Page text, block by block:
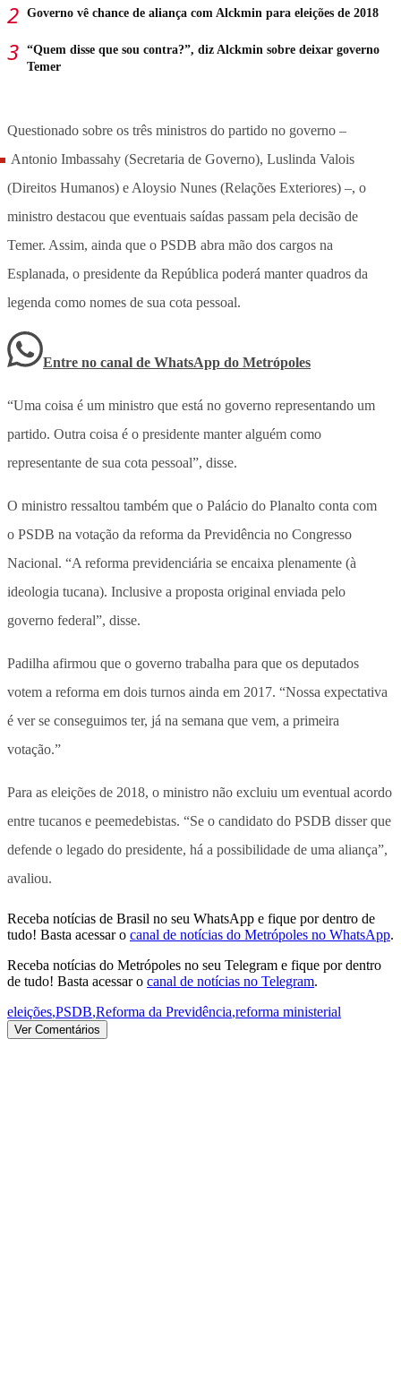
Governo vê chance de aliança com Alckmin para eleições de 2018
“Quem disse que sou contra?”, diz Alckmin sobre deixar governo
Temer
Questionado sobre os três ministros do partido no governo –
Antonio Imbassahy (Secretaria de Governo), Luslinda Valois
(Direitos Humanos) e Aloysio Nunes (Relações Exteriores) –, o
ministro destacou que eventuais saídas passam pela decisão de
Temer. Assim, ainda que o PSDB abra mão dos cargos na
Esplanada, o presidente da República poderá manter quadros da
legenda como nomes de sua cota pessoal.
Entre no canal de WhatsApp do Metrópoles
“Uma coisa é um ministro que está no governo representando um
partido. Outra coisa é o presidente manter alguém como
representante de sua cota pessoal”, disse.
O ministro ressaltou também que o Palácio do Planalto conta com
o PSDB na votação da reforma da Previdência no Congresso
Nacional. “A reforma previdenciária se encaixa plenamente (à
ideologia tucana). Inclusive a proposta original enviada pelo
governo federal”, disse.
Padilha afirmou que o governo trabalha para que os deputados
votem a reforma em dois turnos ainda em 2017. “Nossa expectativa
é ver se conseguimos ter, já na semana que vem, a primeira
votação.”
Para as eleições de 2018, o ministro não excluiu um eventual acordo
entre tucanos e peemedebistas. “Se o candidato do PSDB disser que
defende o legado do presidente, há a possibilidade de uma aliança”,
avaliou.
Receba notícias de Brasil no seu WhatsApp e fique por dentro de
tudo! Basta acessar o canal de notícias do Metrópoles no WhatsApp.
Receba notícias do Metrópoles no seu Telegram e fique por dentro
de tudo! Basta acessar o canal de notícias no Telegram.
eleições,PSDB,Reforma da Previdência,reforma ministerial
Ver Comentários